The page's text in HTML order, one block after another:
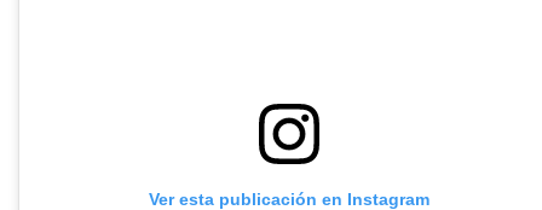
Ver esta publicación en Instagram